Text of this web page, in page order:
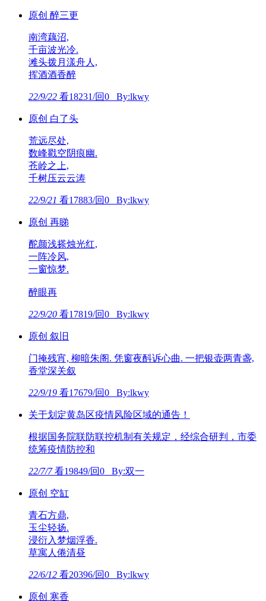
原创 醉三更
南湾藕沼,
千亩波光冷.
滩头拨月漾舟人,
挥酒酒香醉
22/9/22 看18231/回0 By:lkwy
原创 白了头
荒远尽处,
数峰戳空阴痕幽.
苍岭之上,
千树压云云涛
22/9/21 看17883/回0 By:lkwy
原创 再睇
酡颜浅搽烛光红,
一阵冷风,
一窗惊梦.
醉眼再
22/9/20 看17819/回0 By:lkwy
原创 叙旧
门掩残宵, 柳暗朱阁. 凭窗夜酙诉心曲. 一把银壶两青盏,
香堂深关叙
22/9/19 看17679/回0 By:lkwy
关于划定黄岛区疫情风险区域的通告！
根据国务院联防联控机制有关规定，经综合研判，市委
统筹疫情防控和
22/7/7看19849/回0 By:双一
原创 空缸
青石方鼎,
玉尘轻扬.
浸衍入梦烟浮香.
草寓人倦清昼
22/6/12 看20396/回0 By:lkwy
原创 寒香